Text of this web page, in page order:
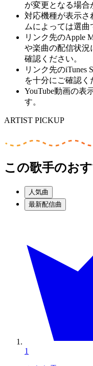
が変更となる場合
対応機種が表示さ
ムによっては選曲
リンク先のApple
や楽曲の配信状況
確認ください。
リンク先のiTunes
を十分にご確認く
YouTube動画の表
す。
ARTIST PICKUP
この歌手のお
人気曲
最新配信曲
1